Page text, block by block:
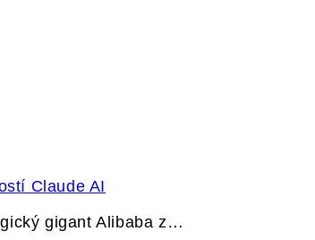
Claude AI
gigant Alibaba z…